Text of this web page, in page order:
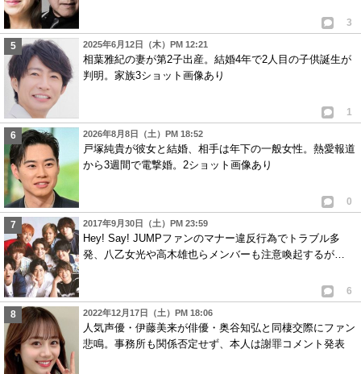
3
2025年6月12日（木）PM 12:21
相葉雅紀の妻が第2子出産。結婚4年で2人目の子供誕生が
判明。家族3ショット画像あり
1
2026年8月8日（土）PM 18:52
戸塚純貴が彼女と結婚、相手は年下の一般女性。熱愛報道
から3週間で電撃婚。2ショット画像あり
0
2017年9月30日（土）PM 23:59
Hey! Say! JUMPファンのマナー違反行為でトラブル多
発、八乙女光や高木雄也らメンバーも注意喚起するが…
6
2022年12月17日（土）PM 18:06
人気声優・伊藤美来が俳優・奥谷知弘と同棲交際にファン
悲鳴。事務所も関係否定せず、本人は謝罪コメント発表